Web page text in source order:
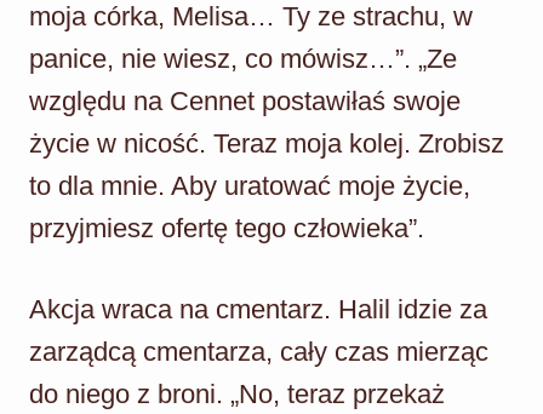
moja córka, Melisa… Ty ze strachu, w
panice, nie wiesz, co mówisz…”. „Ze
względu na Cennet postawiłaś swoje
życie w nicość. Teraz moja kolej. Zrobisz
to dla mnie. Aby uratować moje życie,
przyjmiesz ofertę tego człowieka”.
Akcja wraca na cmentarz. Halil idzie za
zarządcą cmentarza, cały czas mierząc
do niego z broni. „No, teraz przekaż